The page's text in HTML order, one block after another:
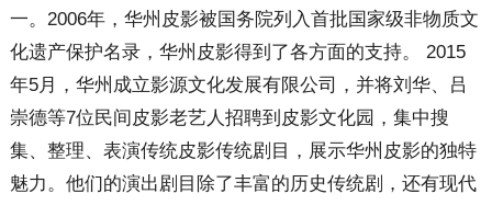
一。2006年，华州皮影被国务院列入首批国家级非物质文
化遗产保护名录，华州皮影得到了各方面的支持。 2015
年5月，华州成立影源文化发展有限公司，并将刘华、吕
崇德等7位民间皮影老艺人招聘到皮影文化园，集中搜
集、整理、表演传统皮影传统剧目，展示华州皮影的独特
魅力。他们的演出剧目除了丰富的历史传统剧，还有现代